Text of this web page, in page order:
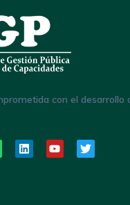
con el desarrollo